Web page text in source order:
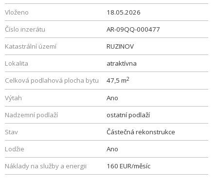
Vloženo
18.05.2026
Číslo inzerátu
AR-09QQ-000477
Katastrální území
RUZINOV
Lokalita
atraktívna
Celková podlahová plocha bytu
47,5 m2
Výtah
Ano
Nadzemní podlaží
ostatní podlaží
Stav
Částečná rekonstrukce
Lodžie
Ano
Náklady na služby a energii
160 EUR/měsíc